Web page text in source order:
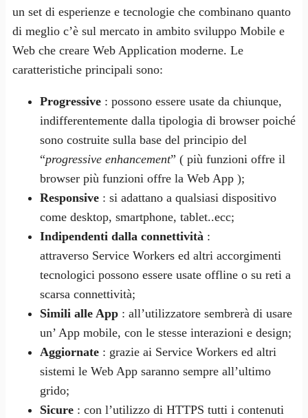
un set di esperienze e tecnologie che combinano quanto
di meglio c’è sul mercato in ambito sviluppo Mobile e
Web che creare Web Application moderne. Le
caratteristiche principali sono:
Progressive : possono essere usate da chiunque,
indifferentemente dalla tipologia di browser poiché
sono costruite sulla base del principio del
“progressive enhancement” ( più funzioni offre il
browser più funzioni offre la Web App );
Responsive : si adattano a qualsiasi dispositivo
come desktop, smartphone, tablet..ecc;
Indipendenti dalla connettività :
attraverso Service Workers ed altri accorgimenti
tecnologici possono essere usate offline o su reti a
scarsa connettività;
Simili alle App : all’utilizzatore sembrerà di usare
un’ App mobile, con le stesse interazioni e design;
Aggiornate : grazie ai Service Workers ed altri
sistemi le Web App saranno sempre all’ultimo
grido;
Sicure : con l’utilizzo di HTTPS tutti i contenuti